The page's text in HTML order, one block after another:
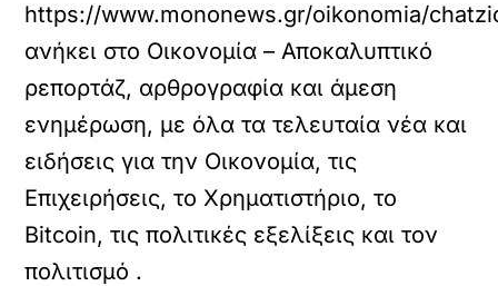
https://www.mononews.gr/oikonomia/
ανήκει στο Οικονομία – Αποκαλυπτικό
ρεπορτάζ, αρθρογραφία και άμεση
ενημέρωση, με όλα τα τελευταία νέα και
ειδήσεις για την Οικονομία, τις
Επιχειρήσεις, το Χρηματιστήριο, το
Bitcoin, τις πολιτικές εξελίξεις και τον
πολιτισμό .